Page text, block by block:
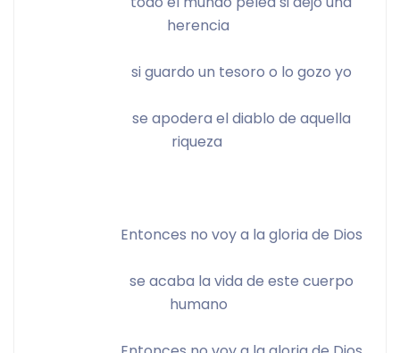
herencia
			si guardo un tesoro o lo gozo yo
riqueza
			Entonces no voy a la gloria de Dios
humano